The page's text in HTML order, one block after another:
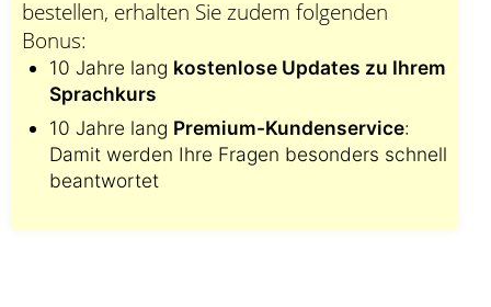
bestellen, erhalten Sie zudem folgenden
Bonus:
10 Jahre lang kostenlose Updates zu Ihrem
Sprachkurs
10 Jahre lang Premium-Kundenservice:
Damit werden Ihre Fragen besonders schnell
beantwortet